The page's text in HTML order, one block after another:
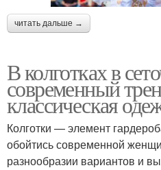
читать дальше →
В колготках в
современный
классическая
Колготки — элемент
обойтись современной
разнообразии вариантов и